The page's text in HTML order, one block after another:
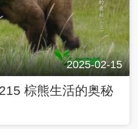
2025-02-15
棕熊生活的奥秘